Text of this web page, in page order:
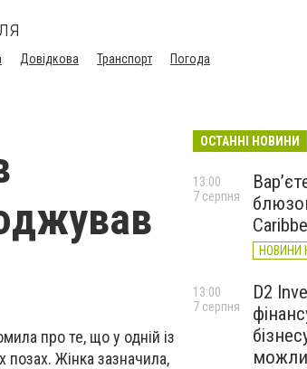
Довідкова Транспорт Погода
про те, що у одній із
позах. Жінка зазначила,
ОСТАННІ НОВИНИ
НОВИНИ
13:00
7 серпня
D2
13:00
7 серпня